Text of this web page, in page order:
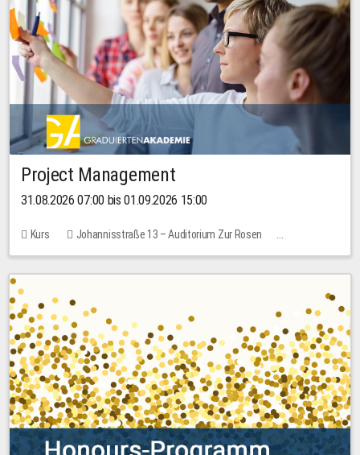
Project Management
31.08.2026 07:00 bis 01.09.2026 15:00
Kurs
Johannisstraße 13 – Auditorium Zur Rosen
Keine freien Plätze
30,00 EUR